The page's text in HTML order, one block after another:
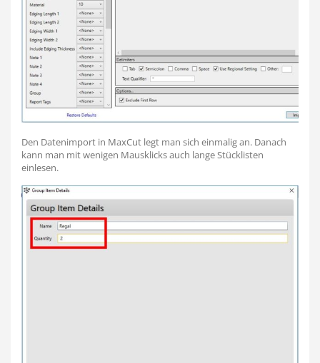
Den Datenimport in MaxCut legt man sich einmalig an. Danach
kann man mit wenigen Mausklicks auch lange Stücklisten
einlesen.